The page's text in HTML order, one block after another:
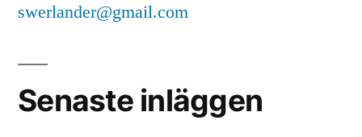
swerlander@gmail.com
Senaste inläggen